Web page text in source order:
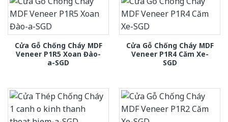
Cửa Gỗ Chống Cháy MDF
Veneer P1R5 Xoan Đào-
a-SGD
Cửa Gỗ Chống Cháy MDF
Veneer P1R4 Căm Xe-
SGD